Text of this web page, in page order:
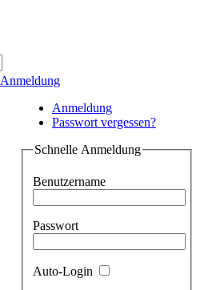
Anmeldung
Anmeldung
Passwort vergessen?
Schnelle Anmeldung
Benutzername
Passwort
Auto-Login